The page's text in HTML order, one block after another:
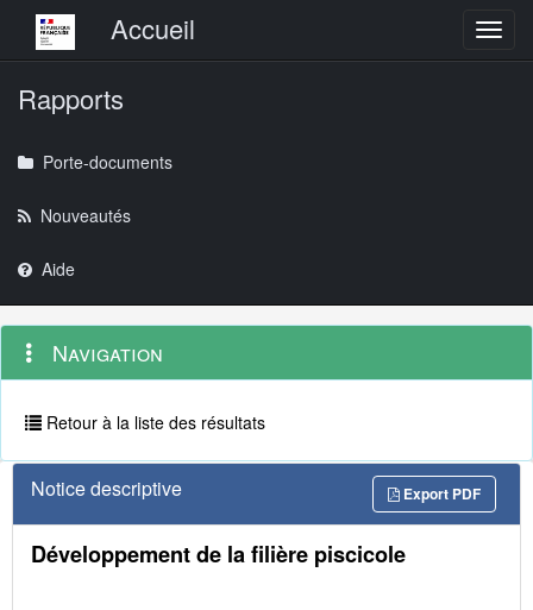
Menu principalAccueil
Rapports
Porte-documents
Nouveautés
Aide
Navigation
outils
Menu
contextuel
Navigation
Retour à la liste des résultats
Notice descriptive Export PDF
Développement de la filière piscicole